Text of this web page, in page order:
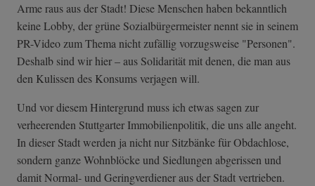
Arme raus aus der Stadt! Diese Menschen haben bekanntlich
keine Lobby, der grüne Sozialbürgermeister nennt sie in seinem
PR-Video zum Thema nicht zufällig vorzugsweise "Personen".
Deshalb sind wir hier – aus Solidarität mit denen, die man aus
den Kulissen des Konsums verjagen will.
Und vor diesem Hintergrund muss ich etwas sagen zur
verheerenden Stuttgarter Immobilienpolitik, die uns alle angeht.
In dieser Stadt werden ja nicht nur Sitzbänke für Obdachlose,
sondern ganze Wohnblöcke und Siedlungen abgerissen und
damit Normal- und Geringverdiener aus der Stadt vertrieben.